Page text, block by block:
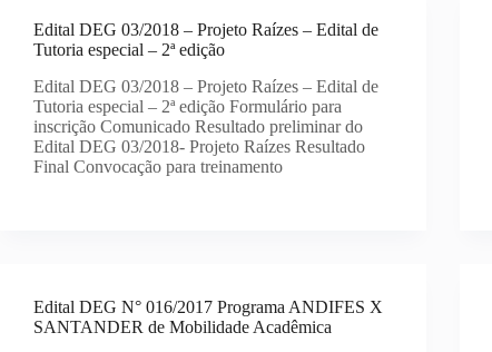
Edital DEG 03/2018 – Projeto Raízes – Edital de
Tutoria especial – 2ª edição
Edital DEG 03/2018 – Projeto Raízes – Edital de
Tutoria especial – 2ª edição Formulário para
inscrição Comunicado Resultado preliminar do
Edital DEG 03/2018- Projeto Raízes Resultado
Final Convocação para treinamento
Edital DEG N° 016/2017 Programa ANDIFES X
SANTANDER de Mobilidade Acadêmica